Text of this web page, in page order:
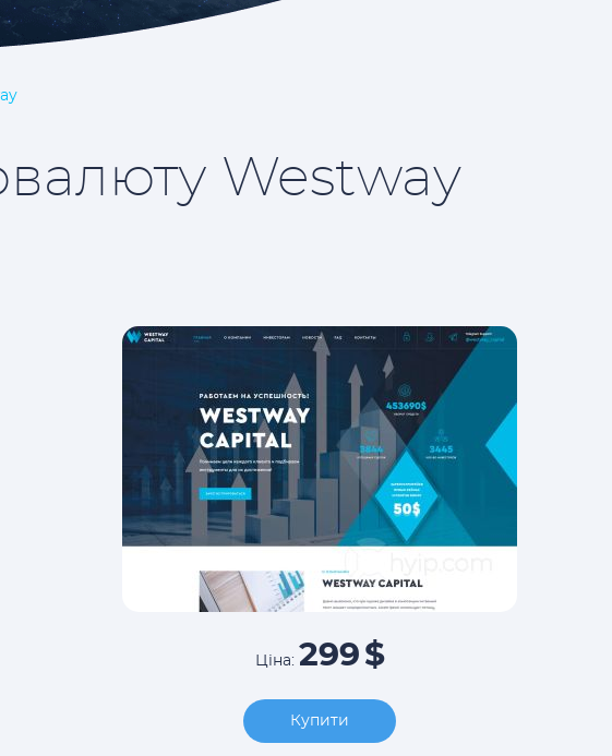
Westway
Ціна: 299 $
Купити